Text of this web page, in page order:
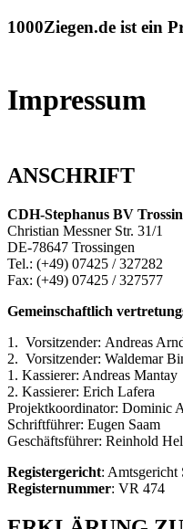
1000Ziegen.de ist ein
Impressum
ANSCHRIFT
CDH-Stephanus BV
Christian Messner Str. 31/1
DE-78647 Trossingen
Tel.: (+49) 07425 / 327282
Fax: (+49) 07425 / 327577
Gemeinschaftlich
1. Vorsitzender: Andreas
2. Vorsitzender: Waldemar
1. Kassierer: Andreas Mantay
2. Kassierer: Erich Lafera
Projektkoordinator: Dominic
Schriftführer: Eugen Saam
Geschäftsführer: Reinhold
Registergericht: Amtsgericht
Registernummer: VR 474